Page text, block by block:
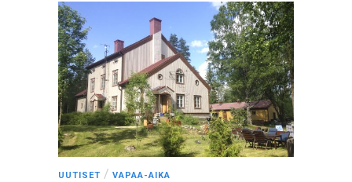
UUTISET / VAPAA-AIKA